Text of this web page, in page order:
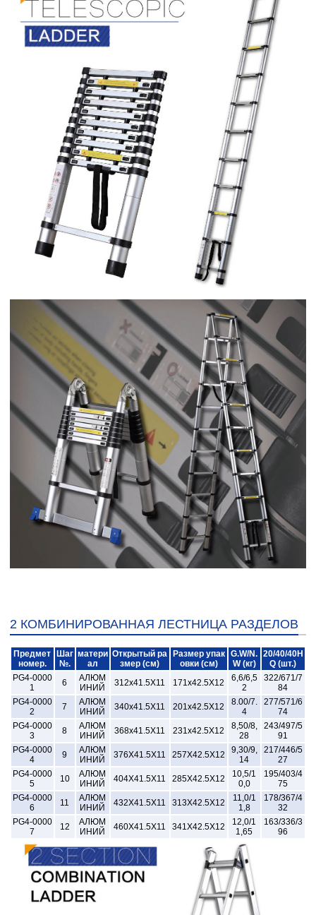
2 КОМБИНИРОВАННАЯ ЛЕСТНИЦА РАЗДЕЛОВ
Предмет
номер.
Шаг
№.
матери
ал
Открытый ра
змер (см)
Размер упак
овки (см)
G.W/N.
W (кг)
20/40/40H
Q (шт.)
PG4-0000
1
6
АЛЮМ
ИНИЙ
312x41.5X11 171x42.5X12
6,6/6,5
2
322/671/7
84
PG4-0000
2
7
АЛЮМ
ИНИЙ
340x41.5X11 201x42.5X12
8.00/7.
4
277/571/6
74
PG4-0000
3
8
АЛЮМ
ИНИЙ
368x41.5X11 231x42.5X12
8,50/8,
28
243/497/5
91
PG4-0000
4
9
АЛЮМ
ИНИЙ
376X41.5X11 257X42.5X12
9,30/9,
14
217/446/5
27
PG4-0000
5
10
АЛЮМ
ИНИЙ
404X41.5X11 285X42.5X12
10,5/1
0,0
195/403/4
75
PG4-0000
6
11
АЛЮМ
ИНИЙ
432X41.5X11 313X42.5X12
11,0/1
1,8
178/367/4
32
PG4-0000
7
12
АЛЮМ
ИНИЙ
460X41.5X11 341X42.5X12
12,0/1
1,65
163/336/3
96